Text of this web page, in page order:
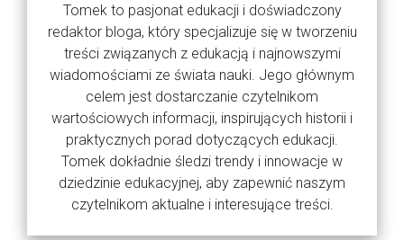
Tomek to pasjonat edukacji i doświadczony
redaktor bloga, który specjalizuje się w tworzeniu
treści związanych z edukacją i najnowszymi
wiadomościami ze świata nauki. Jego głównym
celem jest dostarczanie czytelnikom
wartościowych informacji, inspirujących historii i
praktycznych porad dotyczących edukacji.
Tomek dokładnie śledzi trendy i innowacje w
dziedzinie edukacyjnej, aby zapewnić naszym
czytelnikom aktualne i interesujące treści.